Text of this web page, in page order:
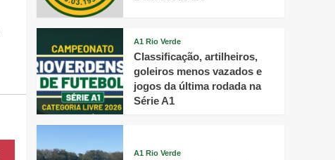
A1 Rio Verde
Classificação, artilheiros,
goleiros menos vazados e
jogos da última rodada na
Série A1
A1 Rio Verde